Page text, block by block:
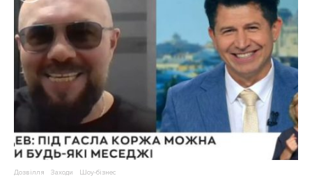
Дозвілля Заходи Шоу-бізнес